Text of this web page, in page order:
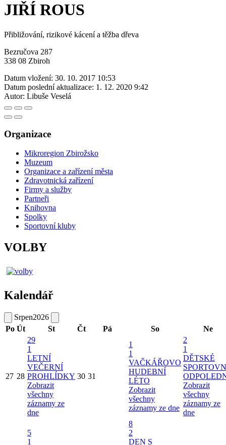
JIŘÍ ROUS
Přibližování, rizikové kácení a těžba dřeva
Bezručova 287
338 08 Zbiroh
Datum vložení: 30. 10. 2017 10:53
Datum poslední aktualizace: 1. 12. 2020 9:42
Autor: Libuše Veselá
Organizace
Mikroregion Zbirožsko
Muzeum
Organizace a zařízení města
Zdravotnická zařízení
Firmy a služby
Partneři
Knihovna
Spolky
Sportovní kluby
VOLBY
Kalendář
Srpen2026
Po Út St Čt Pá So Ne
27 28
29
1
LETNÍ
VEČERNÍ
PROHLÍDKY
Zobrazit
všechny
záznamy ze
dne
30 31
1
1
VAČKÁŘOVO
HUDEBNÍ
LÉTO
Zobrazit
všechny
záznamy ze dne
2
1
DĚTSKÉ
Zobrazit
všechny
záznamy ze
dne
5
1
8
2
DEN S